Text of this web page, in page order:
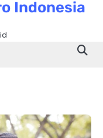
Indonesia